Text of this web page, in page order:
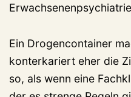
Ein Drogencontainer
konterkariert eher die
so, als wenn eine